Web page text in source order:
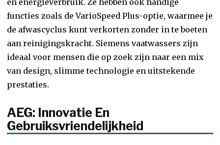
functies zoals de VarioSpeed Plus-optie, waarmee je
de afwascyclus kunt verkorten zonder in te boeten
aan reinigingskracht. Siemens vaatwassers zijn
ideaal voor mensen die op zoek zijn naar een mix
van design, slimme technologie en uitstekende
prestaties.
AEG: Innovatie En
Gebruiksvriendelijkheid